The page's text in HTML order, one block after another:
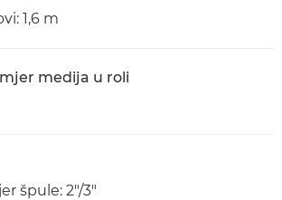
1,6 m
medija u roli
špule: 2"/3"